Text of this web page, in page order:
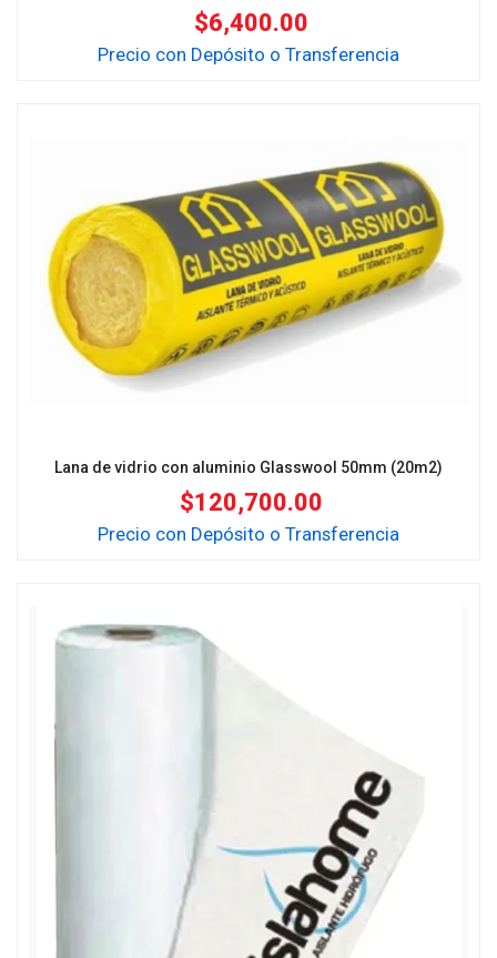
$6,400.00
Precio con Depósito o Transferencia
Lana de vidrio con aluminio Glasswool 50mm (20m2)
$120,700.00
Precio con Depósito o Transferencia